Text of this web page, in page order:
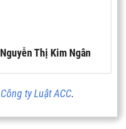
Nguyễn Thị Kim Ngân
Công ty Luật ACC.